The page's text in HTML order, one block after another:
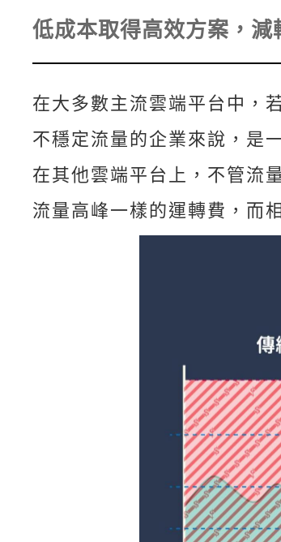
低成本取得高效方案，減
在大多數主流雲端平台中，
不穩定流量的企業來說，是
在其他雲端平台上，不管流
流量高峰一樣的運轉費，而